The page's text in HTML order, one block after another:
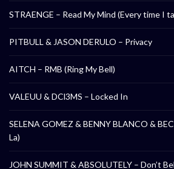
STRAENGE – Read My Mind (Every time I
PITBULL & JASON DERULO – Privacy
AITCH – RMB (Ring My Bell)
VALEUU & DCl3MS – Locked In
SELENA GOMEZ & BENNY BLANCO &
La)
JOHN SUMMIT & ABSOLUTELY – Don’t